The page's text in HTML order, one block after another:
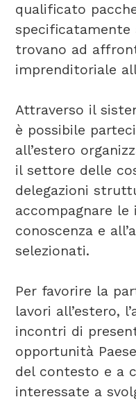
qualificato
specificatamente
trovano ad
imprenditoriale
Attraverso il
è possibile
all’estero
il settore delle
delegazioni
accompagnare le
conoscenza e
selezionati.
Per favorire la
lavori all’estero,
incontri di
opportunità
del contesto e a
interessate a